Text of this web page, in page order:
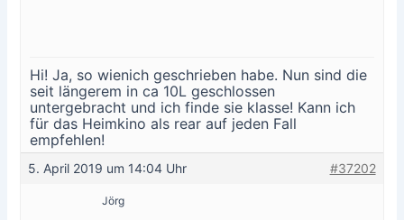
Hi! Ja, so wienich geschrieben habe. Nun sind die
seit längerem in ca 10L geschlossen
untergebracht und ich finde sie klasse! Kann ich
für das Heimkino als rear auf jeden Fall
empfehlen!
5. April 2019 um 14:04 Uhr #37202
Jörg